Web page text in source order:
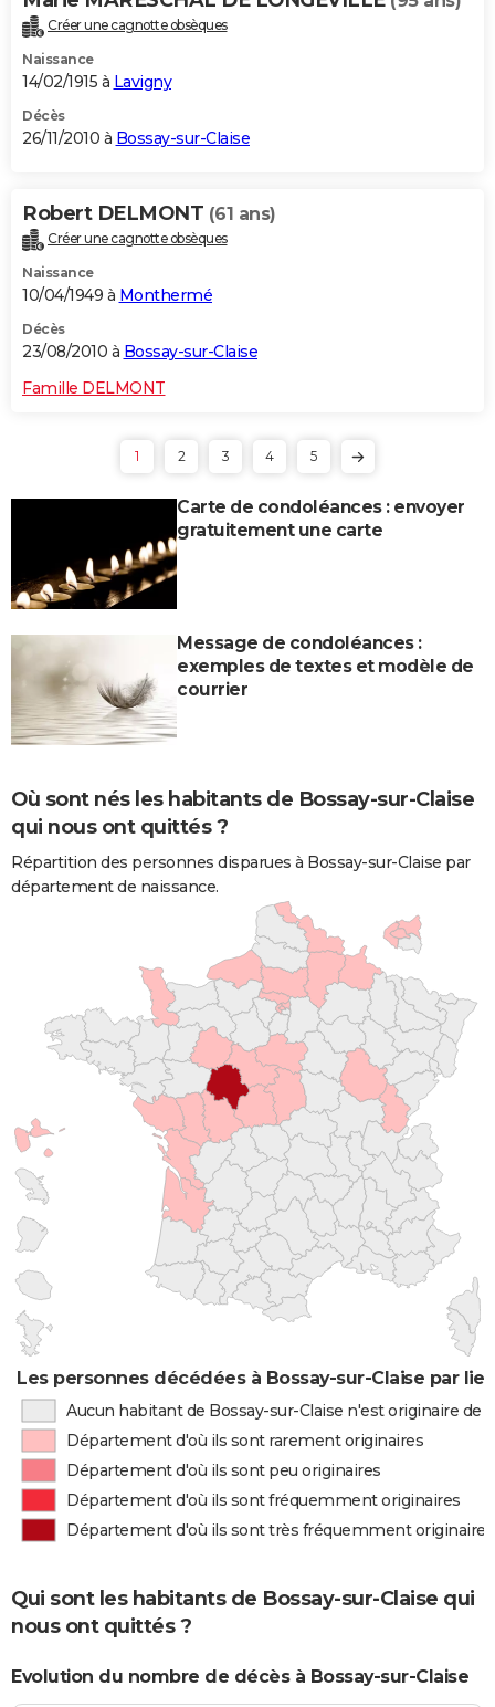
Créer une cagnotte obsèques
Naissance
14/02/1915 à Lavigny
Décès
26/11/2010 à Bossay-sur-Claise
Robert DELMONT (61 ans)
Créer une cagnotte obsèques
Naissance
10/04/1949 à Monthermé
Décès
23/08/2010 à Bossay-sur-Claise
Famille DELMONT
1 2 3 4 5
Carte de condoléances : envoyer
gratuitement une carte
Message de condoléances :
exemples de textes et modèle de
courrier
Où sont nés les habitants de Bossay-sur-Claise
qui nous ont quittés ?
Répartition des personnes disparues à Bossay-sur-Claise par
département de naissance.
Les personnes décédées à Bossay-sur-Claise par
Aucun habitant de Bossay-sur-Claise n'est originaire de
Département d'où ils sont rarement originaires
Département d'où ils sont peu originaires
Département d'où ils sont fréquemment originaires
Département d'où ils sont très fréquemment originaires
Qui sont les habitants de Bossay-sur-Claise qui
nous ont quittés ?
Evolution du nombre de décès à Bossay-sur-Claise